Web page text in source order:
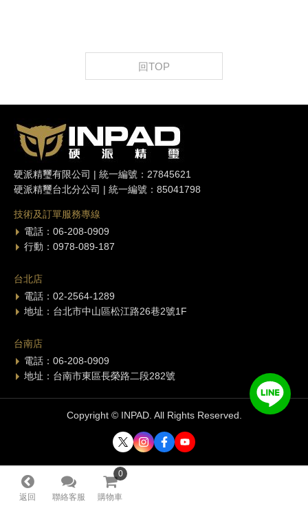
返回 聯絡客服
0
購物車
回TOP
硬派精璽有限公司 | 統一編號：27845621
硬派精璽台北分公司 | 統一編號：85041798
技術及訂單服務專線
電話：06-208-0909
行動：0978-089-187
台北店
電話：02-2564-1289
地址：台北市中山區松江路26巷2號1F
台南店
電話：06-208-0909
地址：台南市東區長榮路二段282號
Copyright © INPAD. All Rights Reserved.